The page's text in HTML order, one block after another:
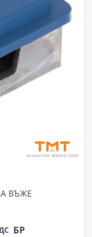
ВЪЖЕ
БР